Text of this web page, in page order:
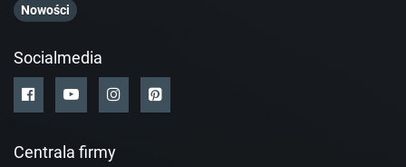
Nowości
Socialmedia
Centrala firmy